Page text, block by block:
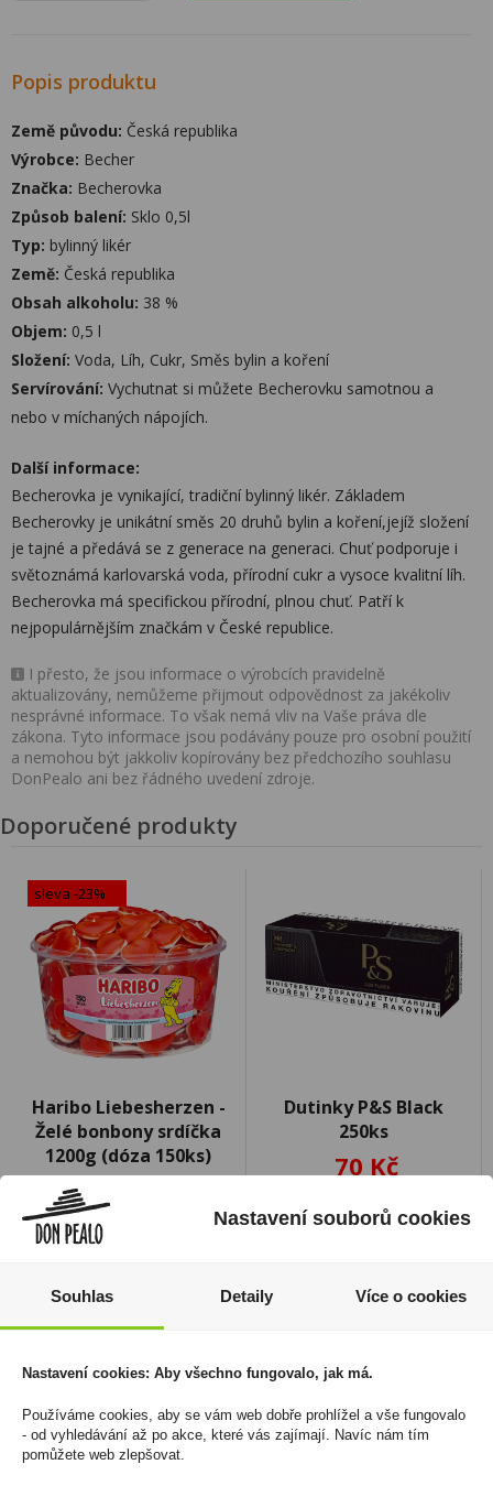
Popis produktu
Země původu: Česká republika
Výrobce: Becher
Značka: Becherovka
Způsob balení: Sklo 0,5l
Typ: bylinný likér
Země: Česká republika
Obsah alkoholu: 38 %
Objem: 0,5 l
Složení: Voda, Líh, Cukr, Směs bylin a koření
Servírování: Vychutnat si můžete Becherovku samotnou a
nebo v míchaných nápojích.
Další informace:
Becherovka je vynikající, tradiční bylinný likér. Základem
Becherovky je unikátní směs 20 druhů bylin a koření,jejíž složení
je tajné a předává se z generace na generaci. Chuť podporuje i
světoznámá karlovarská voda, přírodní cukr a vysoce kvalitní líh.
Becherovka má specifickou přírodní, plnou chuť. Patří k
nejpopulárnějším značkám v České republice.
I přesto, že jsou informace o výrobcích pravidelně
aktualizovány, nemůžeme přijmout odpovědnost za jakékoliv
nesprávné informace. To však nemá vliv na Vaše práva dle
zákona. Tyto informace jsou podávány pouze pro osobní použití
a nemohou být jakkoliv kopírovány bez předchozího souhlasu
DonPealo ani bez řádného uvedení zdroje.
Doporučené produkty
sleva -23%
Haribo Liebesherzen -
Želé bonbony srdíčka
1200g (dóza 150ks)
259 Kč
Cena za:
Skladem:
Dutinky P&S Black
250ks
70 Kč
Skladem:5 - 50 ks
Nastavení souborů cookies
Souhlas Detaily Více o cookies
Nastavení cookies: Aby všechno fungovalo, jak má.
Používáme cookies, aby se vám web dobře prohlížel a vše fungovalo
- od vyhledávání až po akce, které vás zajímají. Navíc nám tím
pomůžete web zlepšovat.